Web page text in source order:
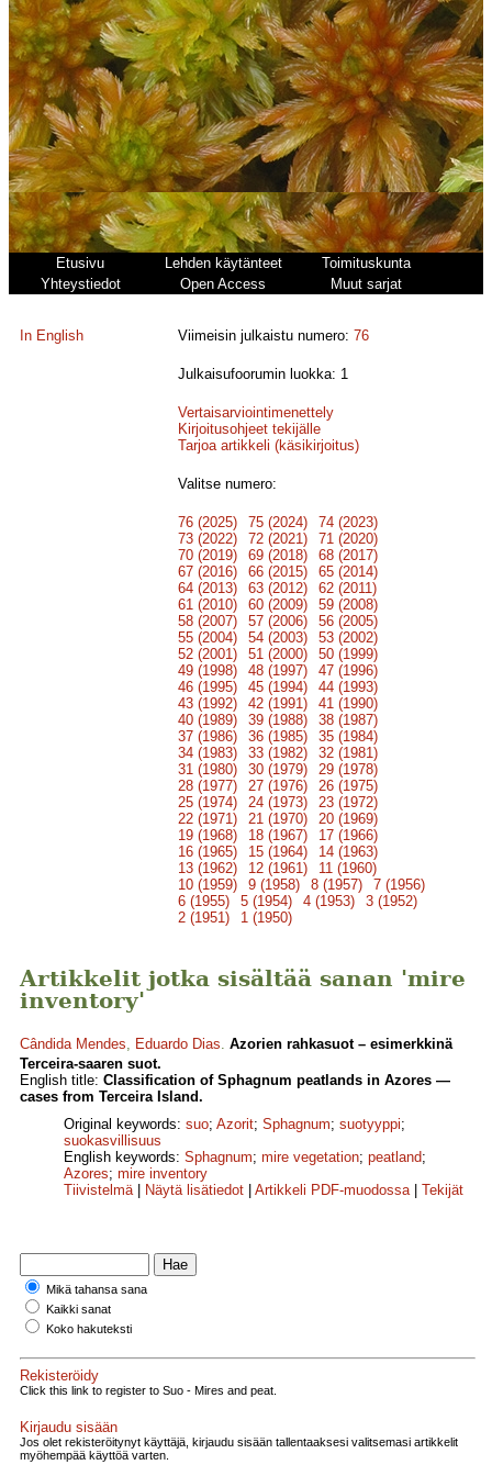
Etusivu Lehden käytänteet
Toimituskunta
Yhteystiedot
Open Access Muut sarjat
In English Viimeisin julkaistu numero:76
Julkaisufoorumin luokka: 1
Vertaisarviointimenettely
Kirjoitusohjeet tekijälle
Tarjoa artikkeli (käsikirjoitus)
Valitse numero:
76 (2025) 75 (2024)
74 (2023)
73 (2022)
72 (2021)
71 (2020)
70 (2019)
69 (2018)
68 (2017)
67 (2016)
66 (2015)
65 (2014)
64 (2013)
63 (2012)
62 (2011)
61 (2010)
60 (2009)
59 (2008)
58 (2007)
57 (2006)
56 (2005)
55 (2004)
54 (2003)
53 (2002)
52 (2001)
51 (2000)
50 (1999)
49 (1998)
48 (1997)
47 (1996)
46 (1995)
45 (1994)
44 (1993)
43 (1992)
42 (1991)
41 (1990)
40 (1989)
39 (1988)
38 (1987)
37 (1986)
36 (1985)
35 (1984)
34 (1983)
33 (1982)
32 (1981)
31 (1980)
30 (1979)
29 (1978)
28 (1977)
27 (1976)
26 (1975)
25 (1974)
24 (1973)
23 (1972)
22 (1971)
21 (1970)
20 (1969)
19 (1968)
18 (1967)
17 (1966)
16 (1965)
15 (1964)
14 (1963)
13 (1962)
12 (1961)
11 (1960)
10 (1959)
9 (1958) 8 (1957)
7 (1956)
6 (1955)
5 (1954) 4 (1953)
3 (1952)
2 (1951)
1 (1950)
Artikkelit jotka sisältää sanan 'mire
inventory'
Cândida Mendes, Eduardo Dias. Azorien rahkasuot – esimerkkinä
Terceira-saaren suot.
English title: Classification of Sphagnum peatlands in Azores —
cases from Terceira Island.
Original keywords: suo; Azorit; Sphagnum; suotyyppi;
suokasvillisuus
English keywords: Sphagnum; mire vegetation; peatland;
Azores; mire inventory
Tiivistelmä| Näytä lisätiedot Artikkeli PDF-muodossa| Tekijät
Mikä tahansa sana
Kaikki sanat
Koko hakuteksti
Rekisteröidy
Click this link to register to Suo - Mires and peat.
Kirjaudu sisään
Jos olet rekisteröitynyt käyttäjä, kirjaudu sisään tallentaaksesi valitsemasi artikkelit
myöhempää käyttöä varten.